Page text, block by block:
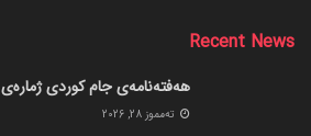
Recent News
هەفتەنامەی جام کوردی ژمارەی 432
ته‌مموز 28, 2026